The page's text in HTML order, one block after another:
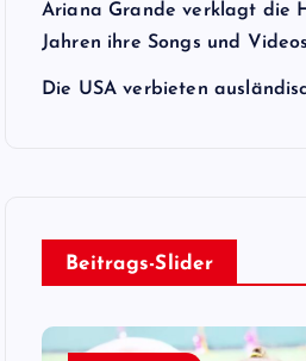
Ariana Grande verklagt die
Jahren ihre Songs und
Die USA verbieten
Beitrags-Slider